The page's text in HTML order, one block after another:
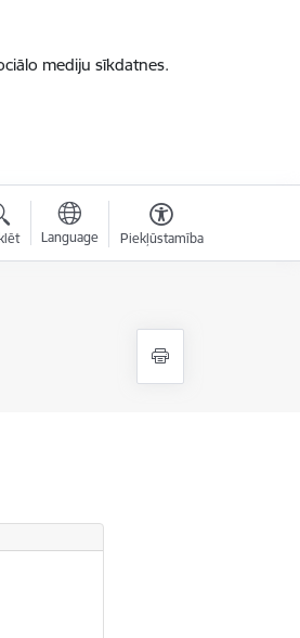
mediju sīkdatnes.
Language Piekļūstamība